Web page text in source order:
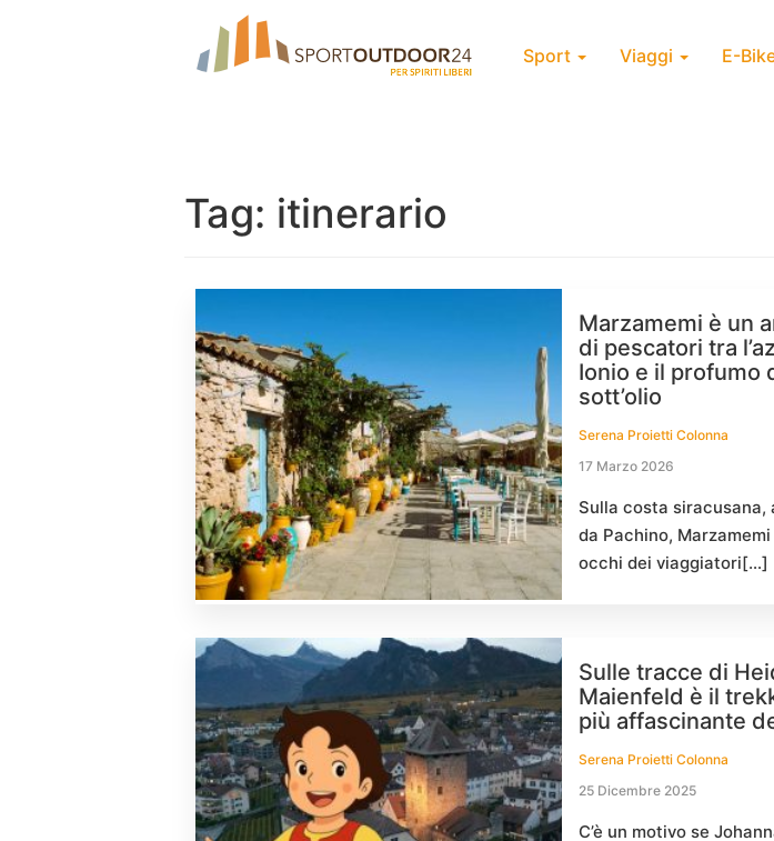
Sport Viaggi E-
Tag: itinerario
Marzamemi è un
di pescatori tra
Ionio e il profumo
sott’olio
Serena Proietti Colonna
17 Marzo 2026
Sulla costa siracusana,
da Pachino,
occhi dei viaggiatori[…]
Sulle tracce di
Maienfeld è il
più affascinante
Serena Proietti Colonna
25 Dicembre 2025
C’è un motivo se